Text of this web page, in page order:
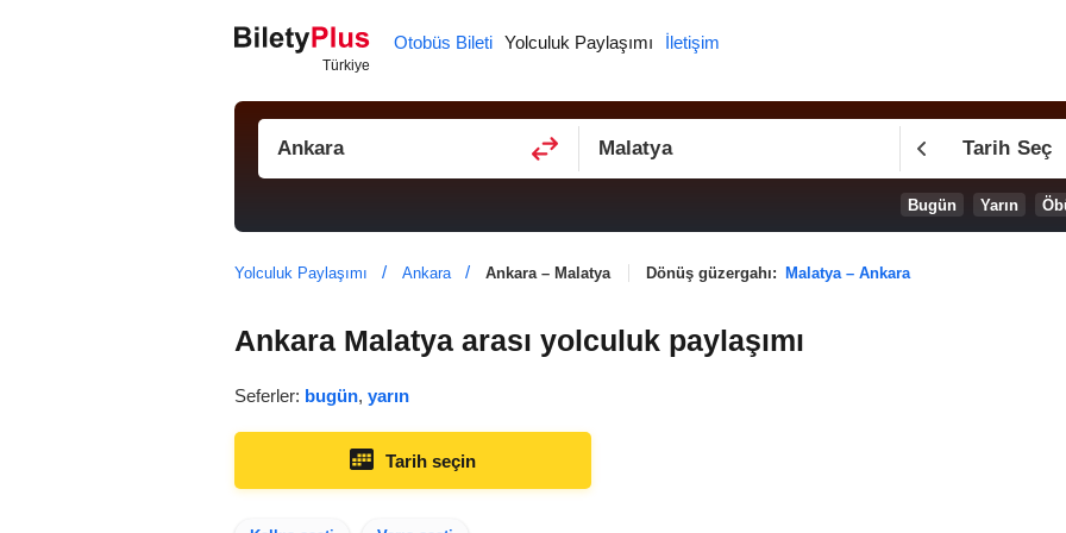
Otobüs Bileti Yolculuk Paylaşımı İletişim
Tarih Seç
Bugün Yarın
Yolculuk Paylaşımı Ankara Ankara – Malatya Dönüş güzergahı: Malatya – Ankara
Ankara Malatya arası yolculuk paylaşımı
Seferler: bugün, yarın
Tarih seçin